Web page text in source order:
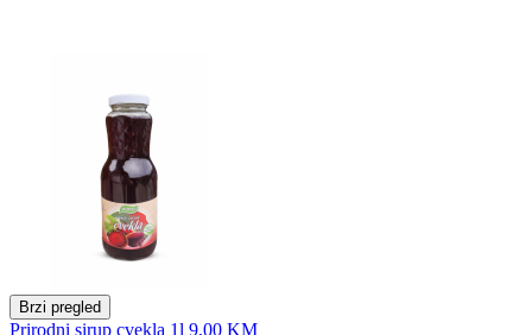
Brzi pregled
Prirodni sirup cvekla 1l 9,00 KM